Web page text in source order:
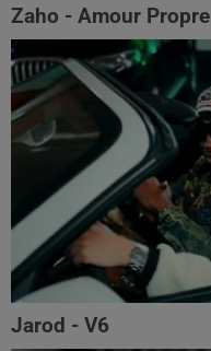
Zaho - Amour Propre
Jarod - V6